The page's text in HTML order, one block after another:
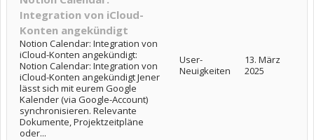
Integration von iCloud-
Konten angekündigt
Notion Calendar: Integration von
iCloud-Konten angekündigt:
Notion Calendar: Integration von
iCloud-Konten angekündigt Jener
lässt sich mit eurem Google
Kalender (via Google-Account)
synchronisieren. Relevante
Dokumente, Projektzeitpläne
oder...
User-
Neuigkeiten
13. März
2025